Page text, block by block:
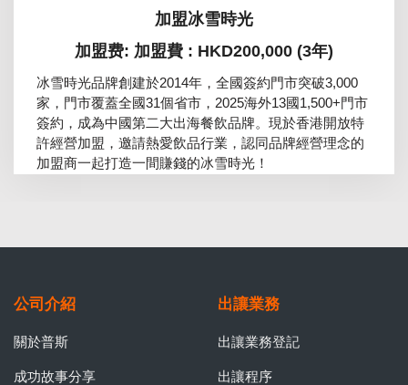
加盟冰雪時光
加盟费: 加盟費 : HKD200,000 (3年)
冰雪時光品牌創建於2014年，全國簽約門市突破3,000
家，門市覆蓋全國31個省市，2025海外13國1,500+門市
簽約，成為中國第二大出海餐飲品牌。現於香港開放特
許經營加盟，邀請熱愛飲品行業，認同品牌經營理念的
加盟商一起打造一間賺錢的冰雪時光！
公司介紹
關於普斯
成功故事分享
出讓業務
出讓業務登記
出讓程序